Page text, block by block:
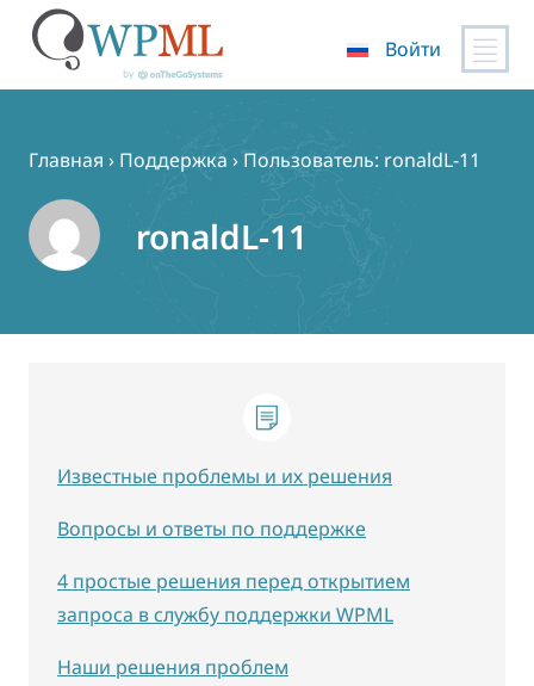
содержимому
Войти
Главная › Поддержка › Пользователь: ronaldL-11
ronaldL-11
Известные проблемы и их решения
Вопросы и ответы по поддержке
4 простые решения перед открытием
запроса в службу поддержки WPML
Наши решения проблем